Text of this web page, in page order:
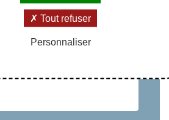
Tout refuser
Personnaliser